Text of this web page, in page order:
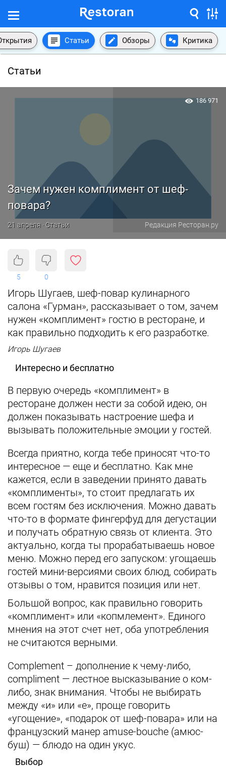
Статьи Обзоры Критика
Статьи
Зачем нужен комплимент от шеф-
повара?
21 апреля · Статьи Редакция Ресторан.ру
186 971
5 0
Игорь Шугаев, шеф-повар кулинарного
салона «Гурман», рассказывает о том, зачем
нужен «комплимент» гостю в ресторане, и
как правильно подходить к его разработке.
Игорь Шугаев
Интересно и бесплатно
В первую очередь «комплимент» в
ресторане должен нести за собой идею, он
должен показывать настроение шефа и
вызывать положительные эмоции у гостей.
Всегда приятно, когда тебе приносят что-то
интересное — еще и бесплатно. Как мне
кажется, если в заведении принято давать
«комплименты», то стоит предлагать их
всем гостям без исключения. Можно давать
что-то в формате фингерфуд для дегустации
и получать обратную связь от клиента. Это
актуально, когда ты прорабатываешь новое
меню. Можно перед его запуском: угощаешь
гостей мини-версиями своих блюд, собирать
отзывы о том, нравится позиция или нет.
Большой вопрос, как правильно говорить
«комплимент» или «копмлемент». Единого
мнения на этот счет нет, оба употребления
не считаются верными.
Complement – дополнение к чему-либо,
compliment — лестное высказывание о ком-
либо, знак внимания. Чтобы не выбирать
между «и» или «е», проще говорить
«угощение», «подарок от шеф-повара» или на
французский манер amuse-bouche (амюс-
буш) — блюдо на один укус.
Выбор